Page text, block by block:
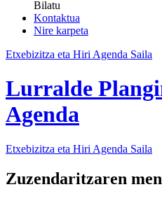
Bilatu
Kontaktua
Nire karpeta
Etxebizitza eta Hiri Agenda Saila
Lurralde
Agenda
Etxebizitza eta Hiri Agenda Saila
Zuzendaritzaren